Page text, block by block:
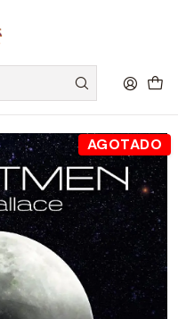
a Regiones sobre
Maldito Games
AGOTADO